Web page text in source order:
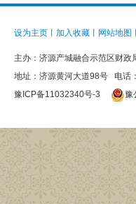
设为主页 加入收藏 网站地图
主办： 济源产城融合示范区财政
地址：济源黄河大道98号 电
豫ICP备11032340号-3
豫